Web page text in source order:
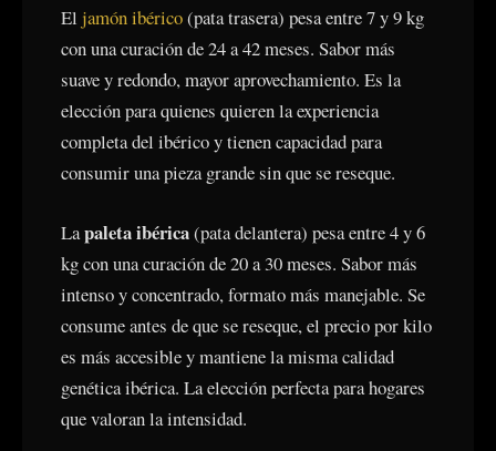
El jamón ibérico(pata trasera) pesa entre 7 y 9 kg
con una curación de 24 a 42 meses. Sabor más
suave y redondo, mayor aprovechamiento. Es la
elección para quienes quieren la experiencia
completa del ibérico y tienen capacidad para
consumir una pieza grande sin que se reseque.
Lapaleta ibérica(pata delantera) pesa entre 4 y 6
kg con una curación de 20 a 30 meses. Sabor más
intenso y concentrado, formato más manejable. Se
consume antes de que se reseque, el precio por kilo
es más accesible y mantiene la misma calidad
genética ibérica. La elección perfecta para hogares
que valoran la intensidad.